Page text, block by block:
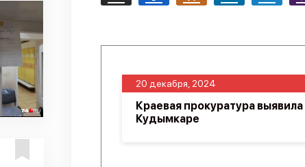
20 декабря, 2024
Краевая прокуратура
Кудымкаре